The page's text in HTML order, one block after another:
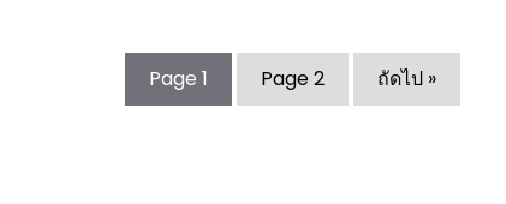
Page 1 Page2 ถัดไป »